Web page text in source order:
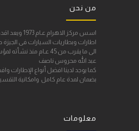
من نحن
اسس مركز الاهرام
اطارات وبطاريات السيارات فى
الى ما يقرب من 45 عـام
عبد الله محروس ناصف
كما يوجد لدينا افضل أنواع الإطارات
بضمان لمدة عام كامل وامكانية
معلومات